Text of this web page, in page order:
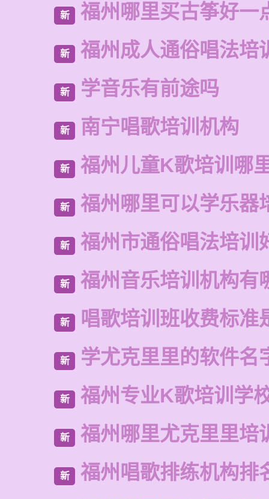
新 福州哪里买古筝好一
新 福州成人通俗唱法培
新 学音乐有前途吗
新 南宁唱歌培训机构
新 福州儿童K歌培训哪
新 福州哪里可以学乐器
新 福州市通俗唱法培训
新 福州音乐培训机构有
新 唱歌培训班收费标准
新 学尤克里里的软件名
新 福州专业K歌培训学
新 福州哪里尤克里里培
新 福州唱歌排练机构排